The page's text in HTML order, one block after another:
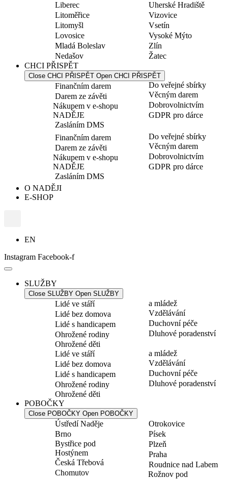
Liberec
Litoměřice
Litomyšl
Lovosice
Mladá Boleslav
Nedašov
Uherské Hradiště
Vizovice
Vsetín
Vysoké Mýto
Zlín
Žatec
CHCI PŘISPĚT
Close CHCI PŘISPĚT Open CHCI PŘISPĚT
Finančním darem
Darem ze závěti
Nákupem v e-shopu
NADĚJE
Zasláním DMS
Do veřejné sbírky
Věcným darem
Dobrovolnictvím
GDPR pro dárce
Finančním darem
Darem ze závěti
Nákupem v e-shopu
NADĚJE
Zasláním DMS
Do veřejné sbírky
Věcným darem
Dobrovolnictvím
GDPR pro dárce
O NADĚJI
E-SHOP
EN
Instagram Facebook-f
SLUŽBY
Close SLUŽBY Open SLUŽBY
Lidé ve stáří
Lidé bez domova
Lidé s handicapem
Ohrožené rodiny
Ohrožené děti
a mládež
Vzdělávání
Duchovní péče
Dluhové poradenství
Lidé ve stáří
Lidé bez domova
Lidé s handicapem
Ohrožené rodiny
Ohrožené děti
a mládež
Vzdělávání
Duchovní péče
Dluhové poradenství
POBOČKY
Close POBOČKY Open POBOČKY
Ústředí Naděje
Brno
Bystřice pod
Hostýnem
Česká Třebová
Chomutov
Otrokovice
Písek
Plzeň
Praha
Roudnice nad Labem
Rožnov pod